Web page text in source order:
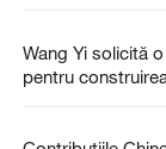
Wang Yi solicită
pentru